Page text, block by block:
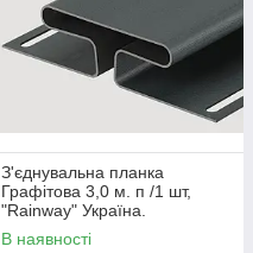
З'єднувальна планка
Графітова 3,0 м. п /1 шт,
"Rainway" Україна.
В наявності